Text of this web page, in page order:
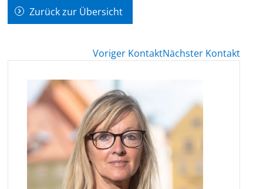
Zurück zur Übersicht
Voriger KontaktNächster Kontakt